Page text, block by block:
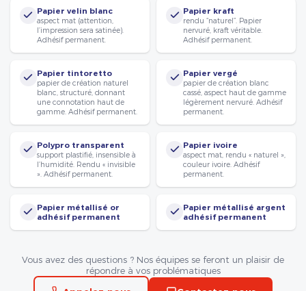
Papier velin blanc
aspect mat (attention,
l’impression sera satinée).
Adhésif permanent.
Papier kraft
rendu “naturel”. Papier
nervuré, kraft véritable.
Adhésif permanent.
Papier tintoretto
papier de création naturel
blanc, structuré, donnant
une connotation haut de
gamme. Adhésif permanent.
Papier vergé
papier de création blanc
cassé, aspect haut de gamme
légèrement nervuré. Adhésif
permanent.
Polypro transparent
support plastifié, insensible à
l’humidité. Rendu « invisible
». Adhésif permanent.
Papier ivoire
aspect mat, rendu « naturel »,
couleur ivoire. Adhésif
permanent.
Papier métallisé or
adhésif permanent
Papier métallisé argent
adhésif permanent
Vous avez des questions ? Nos équipes se feront un plaisir de
répondre à vos problématiques